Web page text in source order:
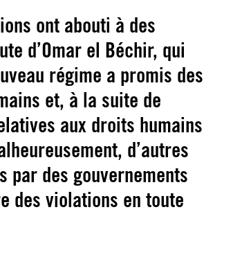
ont abouti à des
d’Omar el Béchir, qui
régime a promis des
et, à la suite de
aux droits humains
d’autres
par des gouvernements
des violations en toute